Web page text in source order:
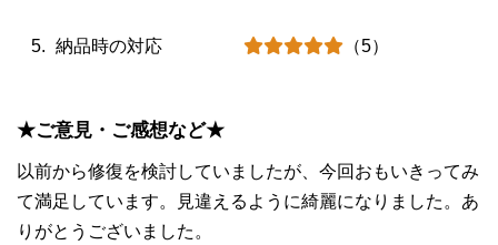
納品時の対応 （5）
★ご意見・ご感想など★
以前から修復を検討していましたが、今回おもいきってみ
て満足しています。見違えるように綺麗になりました。あ
りがとうございました。